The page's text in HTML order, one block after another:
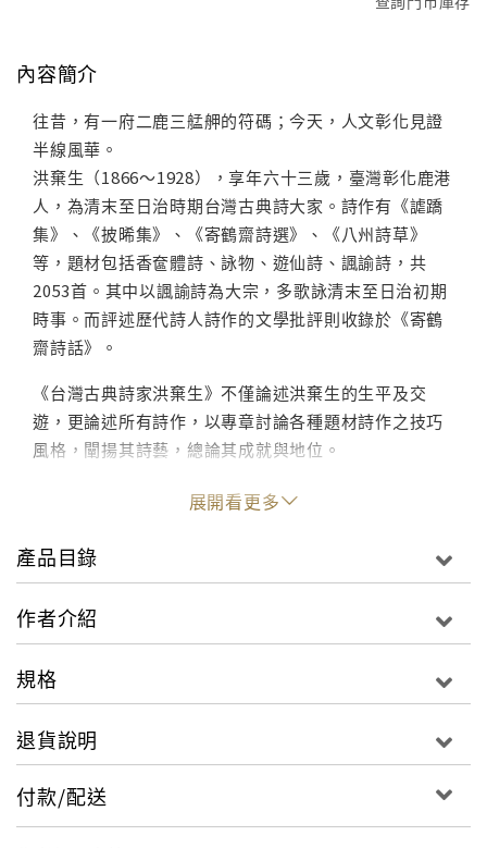
內容簡介
往昔，有一府二鹿三艋舺的符碼；今天，人文彰化見證
半線風華。
洪棄生（1866～1928），享年六十三歲，臺灣彰化鹿港
人，為清末至日治時期台灣古典詩大家。詩作有《謔蹻
集》、《披晞集》、《寄鶴齋詩選》、《八州詩草》
等，題材包括香奩體詩、詠物、遊仙詩、諷諭詩，共
2053首。其中以諷諭詩為大宗，多歌詠清末至日治初期
時事。而評述歷代詩人詩作的文學批評則收錄於《寄鶴
齋詩話》。
《台灣古典詩家洪棄生》不僅論述洪棄生的生平及交
遊，更論述所有詩作，以專章討論各種題材詩作之技巧
風格，闡揚其詩藝，總論其成就與地位。
第一本評論洪棄生所有詩作及生平交遊之書籍。
展開看更多
產品目錄
作者介紹
規格
退貨說明
付款/配送